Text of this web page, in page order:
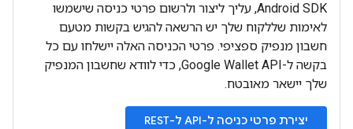
Android SDK, עליך ליצור ולרשום פרטי כניסה שישמשו
לאימות שללקוח שלך יש הרשאה להגיש בקשות מטעם
חשבון מנפיק ספציפי. פרטי הכניסה האלה יישלחו עם כל
בקשה ל-Google Wallet API, כדי לוודא שחשבון המנפיק
שלך יישאר מאובטח.
יצירת פרטי כניסה ל-API ל-REST